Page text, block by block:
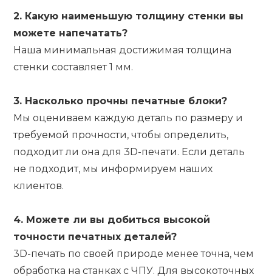
2. Какую наименьшую толщину стенки вы
можете напечатать?
Наша минимальная достижимая толщина
стенки составляет 1 мм.
3. Насколько прочны печатные блоки?
Мы оцениваем каждую деталь по размеру и
требуемой прочности, чтобы определить,
подходит ли она для 3D-печати. Если деталь
не подходит, мы информируем наших
клиентов.
4. Можете ли вы добиться высокой
точности печатных деталей?
3D-печать по своей природе менее точна, чем
обработка на станках с ЧПУ. Для высокоточных